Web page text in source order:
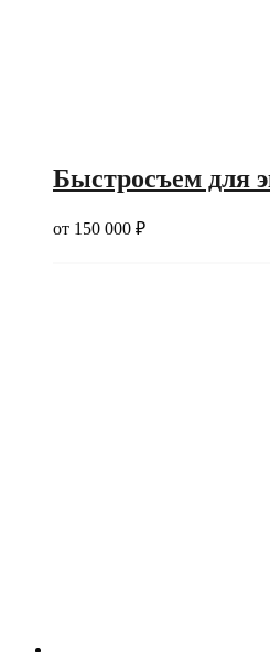
Быстросъем для
от 150 000 ₽